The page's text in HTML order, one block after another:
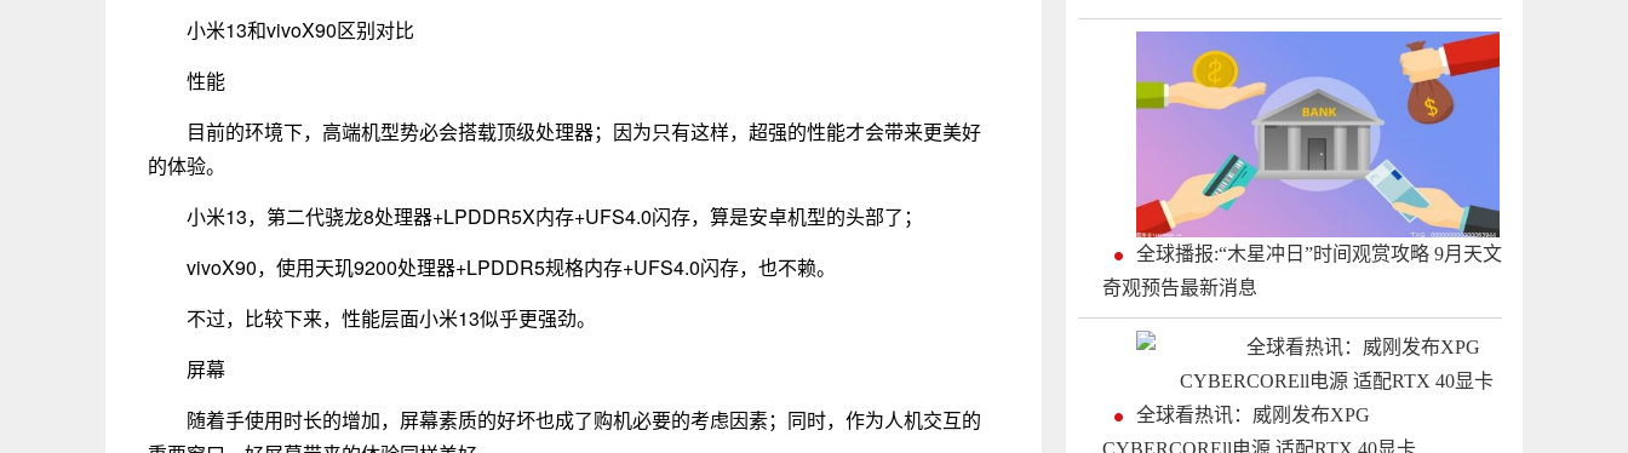
小米13和vivoX90区别对比
性能
目前的环境下，高端机型势必会搭载顶级处理器；因为只有这样，超强的性能才会带来更美好
的体验。
小米13，第二代骁龙8处理器+LPDDR5X内存+UFS4.0闪存，算是安卓机型的头部了；
vivoX90，使用天玑9200处理器+LPDDR5规格内存+UFS4.0闪存，也不赖。
不过，比较下来，性能层面小米13似乎更强劲。
屏幕
随着手使用时长的增加，屏幕素质的好坏也成了购机必要的考虑因素；同时，作为人机交互的
全球播报:“木星冲日”时间观赏攻略 9月天文
奇观预告最新消息
全球看热讯：威刚发布XPG
CYBERCOREll电源 适配RTX 40显卡